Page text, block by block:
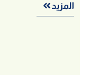
المزيد